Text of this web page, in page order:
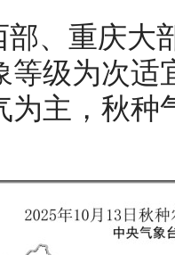
部、重庆大
等级为次适
为主，秋种